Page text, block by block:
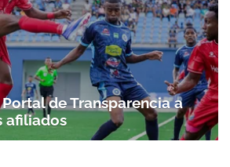
de Transparencia a
afiliados